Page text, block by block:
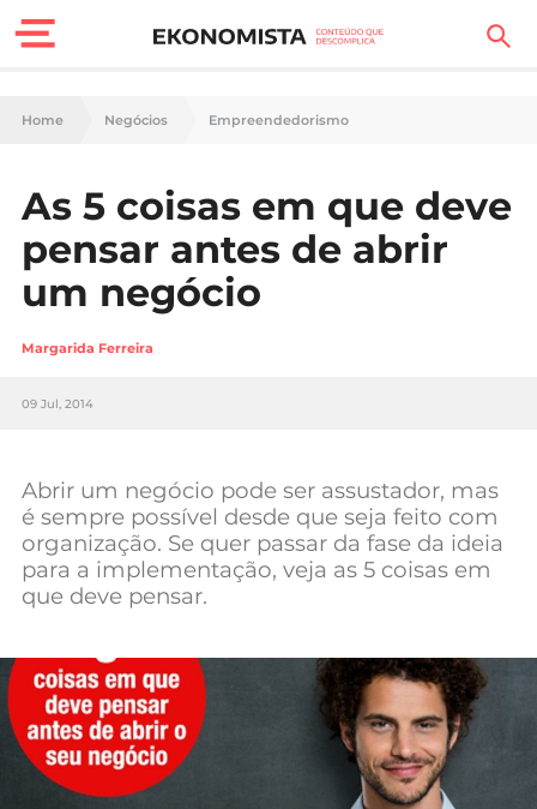
Finanças Pessoais
Carreira
Casa
Lifestyle
Sociedade
Negócios
Mundial 2026
Home Negócios Empreendedorismo
As 5 coisas em que deve
pensar antes de abrir
um negócio
Margarida Ferreira
09 Jul, 2014
Abrir um negócio pode ser assustador, mas
é sempre possível desde que seja feito com
organização. Se quer passar da fase da ideia
para a implementação, veja as 5 coisas em
que deve pensar.